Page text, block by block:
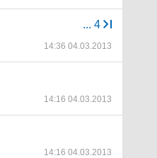
... 4
14:36 04.03.2013
14:16 04.03.2013
14:16 04.03.2013